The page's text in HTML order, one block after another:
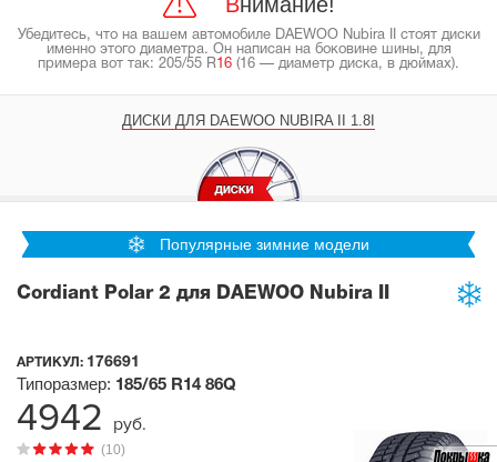
Убедитесь, что на вашем автомобиле DAEWOO Nubira II стоят диски
именно этого диаметра. Он написан на боковине шины, для
примера вот так: 205/55 R16 (16 — диаметр диска, в дюймах).
ДИСКИ ДЛЯ DAEWOO NUBIRA II 1.8I
Популярные зимние модели
Cordiant Polar 2 для DAEWOO Nubira II
АРТИКУЛ: 176691
(10)
Типоразмер: 185/65 R14 86Q
4942 руб.